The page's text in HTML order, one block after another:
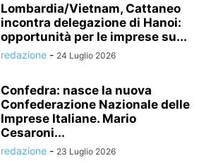
Lombardia/Vietnam, Cattaneo
incontra delegazione di Hanoi:
opportunità per le imprese su...
redazione - 24 Luglio 2026
Confedra: nasce la nuova
Confederazione Nazionale delle
Imprese Italiane. Mario
Cesaroni...
redazione - 23 Luglio 2026